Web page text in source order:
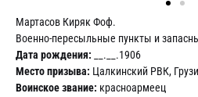
Мартасов Киряк Фоф.
Военно-пересыльные пункты и
Дата рождения: __.__.1906
Место призыва: Цалкинский РВК,
Воинское звание: красноармеец